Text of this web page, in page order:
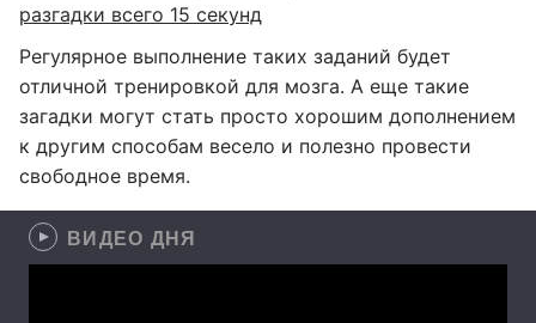
разгадки всего 15 секунд
Регулярное выполнение таких заданий будет
отличной тренировкой для мозга. А еще такие
загадки могут стать просто хорошим дополнением
к другим способам весело и полезно провести
свободное время.
ВИДЕО ДНЯ